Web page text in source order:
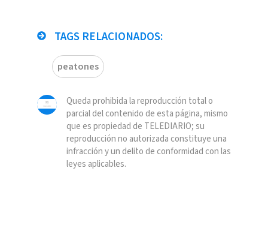
TAGS RELACIONADOS:
peatones
Queda prohibida la reproducción total o
parcial del contenido de esta página, mismo
que es propiedad de TELEDIARIO; su
reproducción no autorizada constituye una
infracción y un delito de conformidad con las
leyes aplicables.